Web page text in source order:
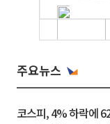
주요뉴스
코스피, 4% 하락에